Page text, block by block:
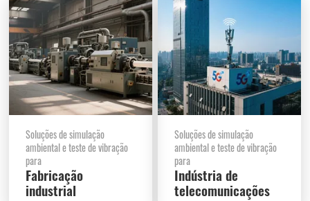
Soluções de simulação
ambiental e teste de vibração
para
Fabricação
industrial
Soluções de simulação
ambiental e teste de vibração
para
Indústria de
telecomunicações